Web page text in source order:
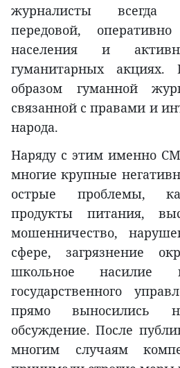
журналисты всегда
передовой,
населения и
гуманитарных акциях.
образом гуманной
связанной с правами и
народа.
Наряду с этим именно
многие крупные
острые проблемы,
продукты питания,
мошенничество,
сфере, загрязнение
школьное насилие
государственного
прямо выносились
обсуждение. После
многим случаям